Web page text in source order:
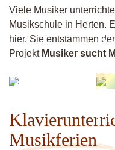
Viele Musiker
Musikschule in Herten.
hier. Sie entstammen
Projekt Musiker sucht
Jouliena
Musikferien